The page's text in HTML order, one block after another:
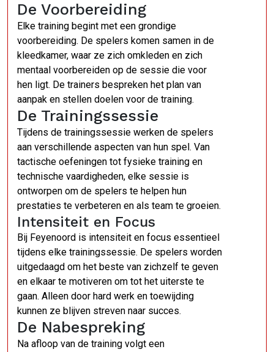
De Voorbereiding
Elke training begint met een grondige
voorbereiding. De spelers komen samen in de
kleedkamer, waar ze zich omkleden en zich
mentaal voorbereiden op de sessie die voor
hen ligt. De trainers bespreken het plan van
aanpak en stellen doelen voor de training.
De Trainingssessie
Tijdens de trainingssessie werken de spelers
aan verschillende aspecten van hun spel. Van
tactische oefeningen tot fysieke training en
technische vaardigheden, elke sessie is
ontworpen om de spelers te helpen hun
prestaties te verbeteren en als team te groeien.
Intensiteit en Focus
Bij Feyenoord is intensiteit en focus essentieel
tijdens elke trainingssessie. De spelers worden
uitgedaagd om het beste van zichzelf te geven
en elkaar te motiveren om tot het uiterste te
gaan. Alleen door hard werk en toewijding
kunnen ze blijven streven naar succes.
De Nabespreking
Na afloop van de training volgt een